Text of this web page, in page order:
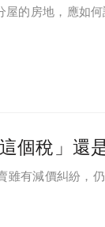
的房地，應如
個稅」還
雖有減價糾紛，